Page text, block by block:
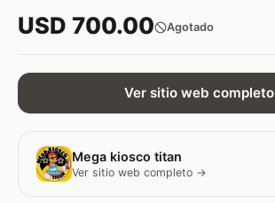
USD 700.00 Agotado
Ver sitio web completo
Mega kiosco titan
Ver sitio web completo →